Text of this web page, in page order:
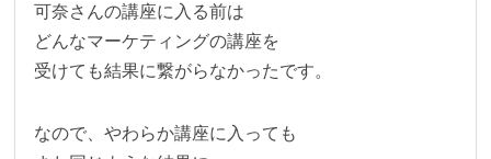
可奈さんの講座に入る前は
どんなマーケティングの講座を
受けても結果に繋がらなかったです。
なので、やわらか講座に入っても